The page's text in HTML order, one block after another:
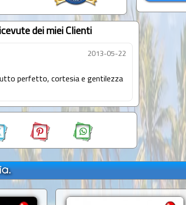
dei miei Clienti
2013-05-22
perfetto, cortesia e gentilezza